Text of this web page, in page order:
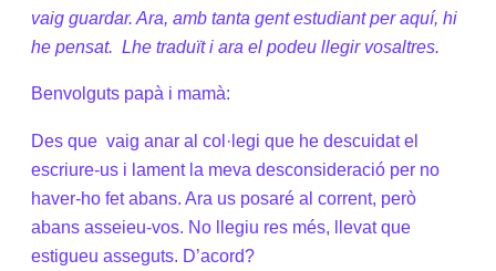
vaig guardar. Ara, amb tanta gent estudiant per aquí, hi
he pensat. Lhe traduït i ara el podeu llegir vosaltres.
Benvolguts papà i mamà:
Des que vaig anar al col·legi que he descuidat el
escriure-us i lament la meva desconsideració per no
haver-ho fet abans. Ara us posaré al corrent, però
abans asseieu-vos. No llegiu res més, llevat que
estigueu asseguts. D’acord?